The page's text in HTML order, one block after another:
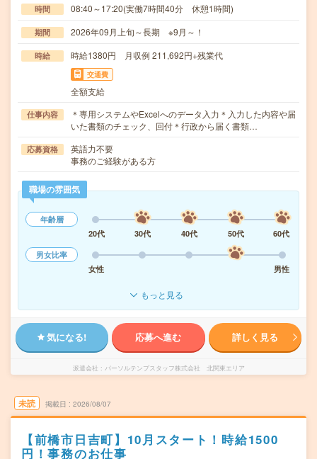
時間 08:40～17:20(実働7時間40分 休憩1時間)
期間 2026年09月上旬～長期 ※9月～！
時給 時給1380円 月収例 211,692円+残業代
交通費
全額支給
仕事内容
＊専用システムやExcelへのデータ入力＊入力した内容や届
いた書類のチェック、回付＊行政から届く書類…
応募資格
英語力不要
事務のご経験がある方
職場の雰囲気
年齢層
20代
30代 40代 50代
60代
男女比率
女性
男性
もっと見る
気になる! 応募へ進む 詳しく見る
派遣会社 パーソルテンプスタッフ株式会社 北関東エリア
未読 掲載日 2026/08/07
【前橋市日吉町】10月スタート！時給1500
円！事務のお仕事